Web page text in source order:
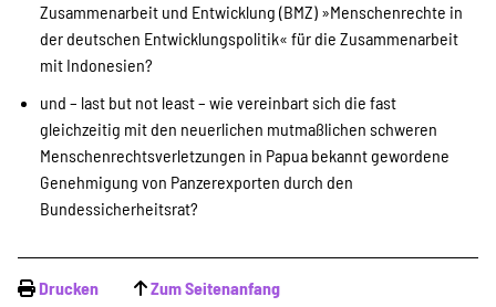
Zusammenarbeit und Entwicklung (BMZ) »Menschenrechte in
der deutschen Entwicklungspolitik« für die Zusammenarbeit
mit Indonesien?
und – last but not least – wie vereinbart sich die fast
gleichzeitig mit den neuerlichen mutmaßlichen schweren
Menschenrechtsverletzungen in Papua bekannt gewordene
Genehmigung von Panzerexporten durch den
Bundessicherheitsrat?
Drucken Zum Seitenanfang